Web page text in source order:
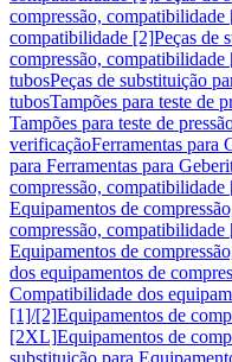
compressão, compatibilidade
compatibilidade [2]Peças de
compressão, compatibilidade
tubosPeças de substituição
tubosTampões para teste de
Tampões para teste de
verificaçãoFerramentas para
para Ferramentas para
compressão, compatibilidade
Equipamentos de
compressão, compatibilidade
Equipamentos de
dos equipamentos de
Compatibilidade dos
[1]/[2]Equipamentos de
[2XL]Equipamentos de
substituição para